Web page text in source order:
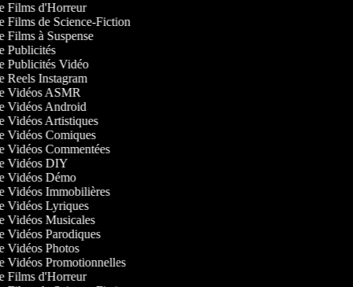
Films d'Horreur
Films de Science-Fiction
Films à Suspense
Publicités
Publicités Vidéo
Reels Instagram
Vidéos ASMR
Vidéos Android
Vidéos Artistiques
Vidéos Comiques
Vidéos Commentées
Vidéos DIY
Vidéos Démo
Vidéos Immobilières
Vidéos Lyriques
Vidéos Musicales
Vidéos Parodiques
Vidéos Photos
Vidéos Promotionnelles
Films d'Horreur